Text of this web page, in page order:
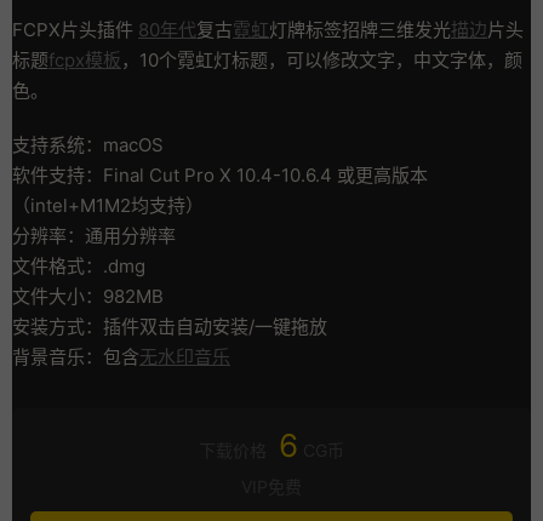
FCPX片头插件 80年代复古霓虹灯牌标签招牌三维发光描边片头
标题fcpx模板 ，10个霓虹灯标题，可以修改文字，中文字体，颜
色。
支持系统：macOS
软件支持：Final Cut Pro X 10.4-10.6.4 或更高版本
（intel+M1M2均支持）
分辨率：通用分辨率
文件格式：.dmg
文件大小：982MB
安装方式：插件双击自动安装/一键拖放
背景音乐：包含无水印音乐
6